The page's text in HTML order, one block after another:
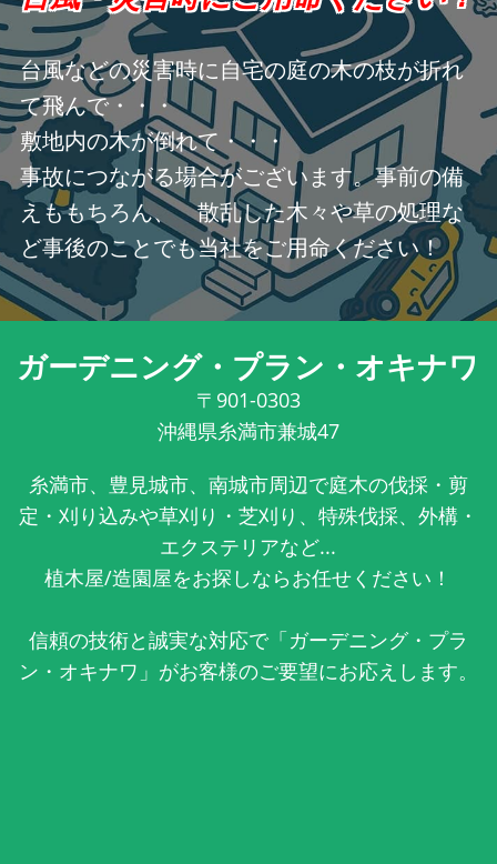
台風などの災害時に自宅の庭の木の枝が折れ
て飛んで・・・
敷地内の木が倒れて・・・
事故につながる場合がございます。事前の備
えももちろん、 散乱した木々や草の処理な
ど事後のことでも当社をご用命ください！
ガーデニング・プラン・オキナワ
〒901-0303
沖縄県糸満市兼城47
糸満市、豊見城市、南城市周辺で庭木の伐採・剪
定・刈り込みや草刈り・芝刈り、特殊伐採、外構・
エクステリアなど...
植木屋/造園屋をお探しならお任せください！
信頼の技術と誠実な対応で「ガーデニング・プラ
ン・オキナワ」がお客様のご要望にお応えします。